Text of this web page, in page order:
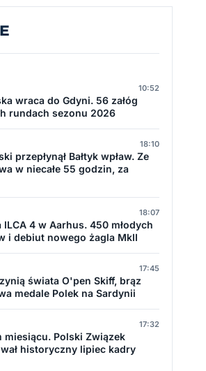
10:52
wraca do Gdyni. 56 załóg
rundach sezonu 2026
18:10
przepłynął Bałtyk wpław. Ze
w niecałe 55 godzin, za
18:07
4 w Aarhus. 450 młodych
i debiut nowego żagla MkII
17:45
świata O'pen Skiff, brąz
medale Polek na Sardynii
17:32
miesiącu. Polski Związek
historyczny lipiec kadry